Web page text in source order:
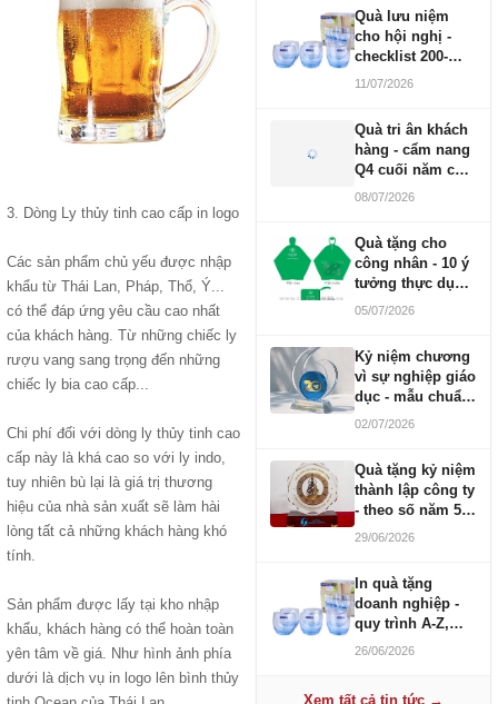
3. Dòng Ly thủy tinh cao cấp in logo
Các sản phẩm chủ yếu được nhập
khẩu từ Thái Lan, Pháp, Thổ, Ý...
có thể đáp ứng yêu cầu cao nhất
của khách hàng. Từ những chiếc ly
rượu vang sang trọng đến những
chiếc ly bia cao cấp...
Chi phí đối với dòng ly thủy tinh cao
cấp này là khá cao so với ly indo,
tuy nhiên bù lại là giá trị thương
hiệu của nhà sản xuất sẽ làm hài
lòng tất cả những khách hàng khó
tính.
Sản phẩm được lấy tại kho nhập
khẩu, khách hàng có thể hoàn toàn
yên tâm về giá. Như hình ảnh phía
dưới là dịch vụ in logo lên bình thủy
Quà lưu niệm
cho hội nghị -
checklist 200-
1000 người
11/07/2026
Quà tri ân khách
hàng - cẩm nang
Q4 cuối năm cho
doanh nghiệp
08/07/2026
Quà tặng cho
công nhân - 10 ý
tưởng thực dụng
ngân sách 100-
05/07/2026
Kỷ niệm chương
vì sự nghiệp giáo
dục - mẫu chuẩn
2026
02/07/2026
Quà tặng kỷ niệm
thành lập công ty
- theo số năm 5,
10, 20, 30, 50
29/06/2026
In quà tặng
doanh nghiệp -
quy trình A-Z,
báo giá và thời
26/06/2026
Xem tất cả tin tức →